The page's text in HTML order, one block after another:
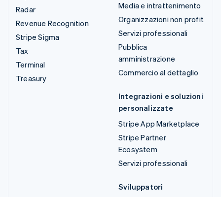
Radar
Revenue Recognition
Stripe Sigma
Tax
Terminal
Treasury
Media e intrattenimento
Organizzazioni non profit
Servizi professionali
Pubblica
amministrazione
Commercio al dettaglio
Integrazioni e soluzioni
personalizzate
Stripe App Marketplace
Stripe Partner
Ecosystem
Servizi professionali
Sviluppatori